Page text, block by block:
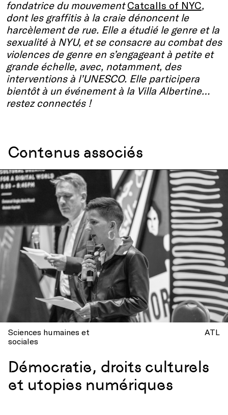
fondatrice du mouvementCatcalls of NYC,
dont les graffitis à la craie dénoncent le
harcèlement de rue. Elle a étudié le genre et la
sexualité à NYU, et se consacre au combat des
violences de genre en s’engageant à petite et
grande échelle, avec, notamment, des
interventions à l’UNESCO. Elle participera
bientôt à un événement à la Villa Albertine…
restez connectés !
Contenus associés
Sciences humaines et
sociales
ATL
Démocratie, droits culturels
et utopies numériques